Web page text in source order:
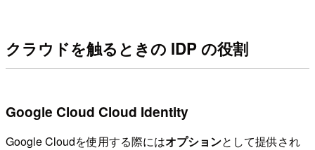
クラウドを触るときの IDP の役割
Google Cloud Cloud Identity
Google Cloudを使用する際にはオプションとして提供され